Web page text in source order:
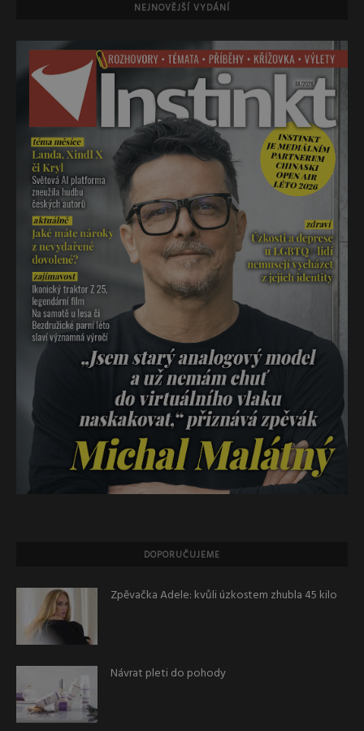
NEJNOVĚJŠÍ VYDÁNÍ
DOPORUČUJEME
Zpěvačka Adele: kvůli úzkostem zhubla 45 kilo
Návrat pleti do pohody